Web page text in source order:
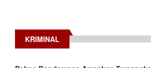
KRIMINAL